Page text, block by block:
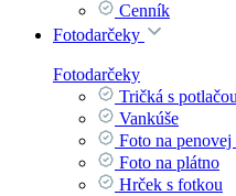
Cenník
Fotodarčeky
Fotodarčeky
Tričká s potlačou
Vankúše
Foto na penovej
Foto na plátno
Hrček s fotkou